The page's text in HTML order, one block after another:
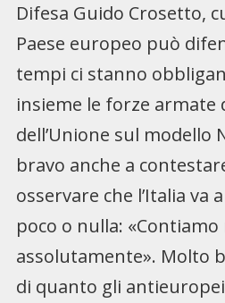
Difesa Guido Crosetto,
Paese europeo può
tempi ci stanno
insieme le forze armate
dell’Unione sul modello
bravo anche a
osservare che l’Italia va
poco o nulla:
assolutamente». Molto
di quanto gli